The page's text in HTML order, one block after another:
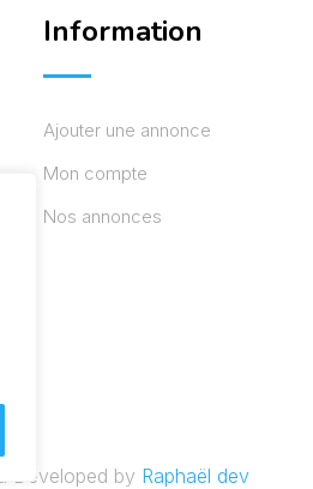
Information
Ajouter une annonce
Mon compte
Nos annonces
Developed by Raphaël dev